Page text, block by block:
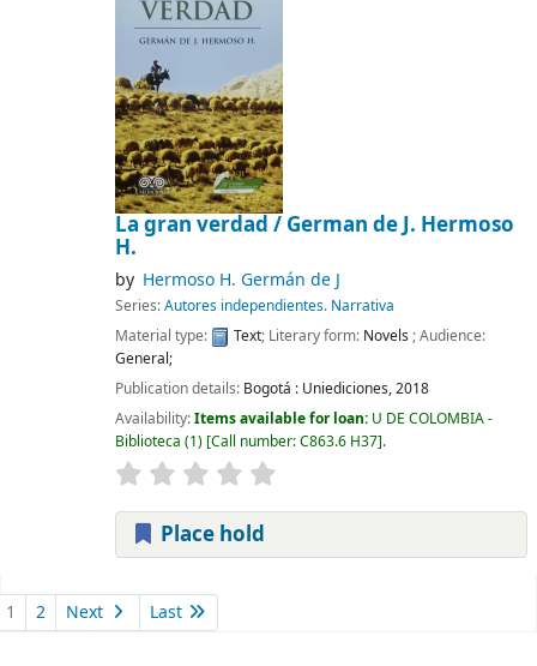
La gran verdad / German de J. Hermoso
H.
by Hermoso H. Germán de J
Series:Autores independientes. Narrativa
Material type:
Text; Literary form: Novels ; Audience:
General;
Publication details: Bogotá : Uniediciones,2018
Availability:Items available for loan: U DE COLOMBIA -
Biblioteca (1) Call number:C863.6 H37 .
Place hold
1 2 Next Last